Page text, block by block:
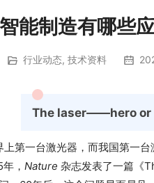
能制造有哪些
行业动态, 技术资料
The laser——hero or
第一台激光器，而我国第一
， Nature 杂志发表了一篇